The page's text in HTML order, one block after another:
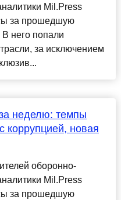
Mil.Press
за прошедшую
него попали
за исключением
неделю: темпы
коррупцией, новая
оборонно-
Mil.Press
за прошедшую